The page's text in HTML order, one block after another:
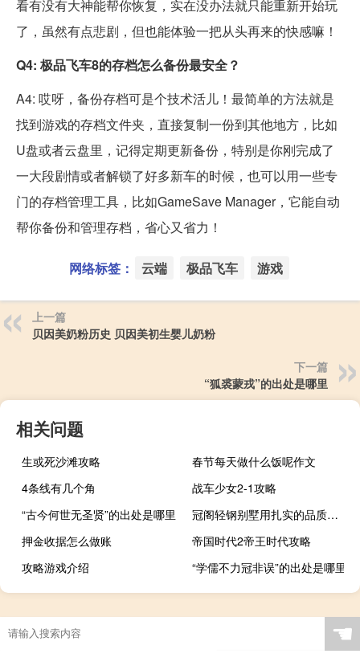
看有没有大神能帮你恢复，实在没办法就只能重新开始玩
了，虽然有点悲剧，但也能体验一把从头再来的快感嘛！
Q4: 极品飞车8的存档怎么备份最安全？
A4: 哎呀，备份存档可是个技术活儿！最简单的方法就是
找到游戏的存档文件夹，直接复制一份到其他地方，比如
U盘或者云盘里，记得定期更新备份，特别是你刚完成了
一大段剧情或者解锁了好多新车的时候，也可以用一些专
门的存档管理工具，比如GameSave Manager，它能自动
帮你备份和管理存档，省心又省力！
网络标签： 云端 极品飞车 游戏
上一篇
贝因美奶粉历史 贝因美初生婴儿奶粉
下一篇
“狐裘蒙戎”的出处是哪里
相关问题
生或死沙滩攻略
春节每天做什么饭呢作文
4条线有几个角
战车少女2-1攻略
“古今何世无圣贤”的出处是哪里
冠阁轻钢别墅用扎实的品质回馈消费者的信任
押金收据怎么做账
帝国时代2帝王时代攻略
攻略游戏介绍
“学儒不力冠非误”的出处是哪里
☚